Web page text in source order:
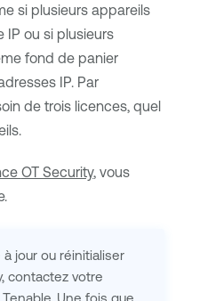
si plusieurs appareils
IP ou si plusieurs
fond de panier
IP. Par
de trois licences, quel
OT Security, vous
jour ou réinitialiser
, contactez votre
Tenable. Une fois que